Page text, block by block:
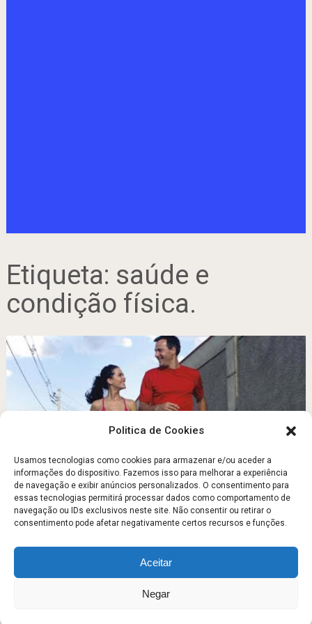
Politica de Cookies
Usamos tecnologias como cookies para armazenar e/ou aceder a
informações do dispositivo. Fazemos isso para melhorar a experiência
de navegação e exibir anúncios personalizados. O consentimento para
essas tecnologias permitirá processar dados como comportamento de
navegação ou IDs exclusivos neste site. Não consentir ou retirar o
consentimento pode afetar negativamente certos recursos e funções.
Aceitar
Negar
Etiqueta: saúde e
condição física.
Como vai a sua saúde?
Agosto 7, 2011
Escola FitnessCopyright © 2026.